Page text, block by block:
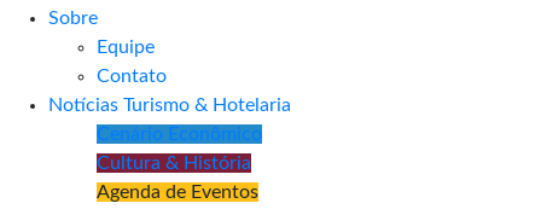
Sobre
Equipe
Contato
Notícias Turismo & Hotelaria
Cenário Econômico
Cultura & História
Agenda de Eventos